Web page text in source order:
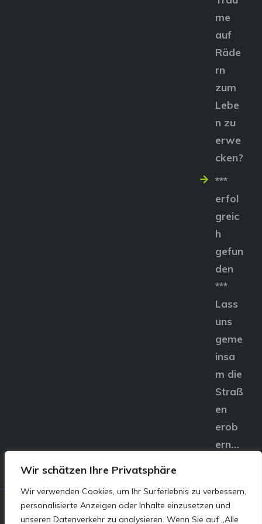
Wir schätzen Ihre Privatsphäre
Wir verwenden Cookies, um Ihr Surferlebnis zu verbessern,
personalisierte Anzeigen oder Inhalte einzusetzen und
unseren Datenverkehr zu analysieren. Wenn Sie auf „Alle
me
auf
Räde
rn
zum
Lebe
n zu
erwe
cken?
***
erfol
greic
h
gefun
den
***
Lass
uns
geme
insa
m die
Straß
en
erob
ern…
© E&S Motors GmbH,